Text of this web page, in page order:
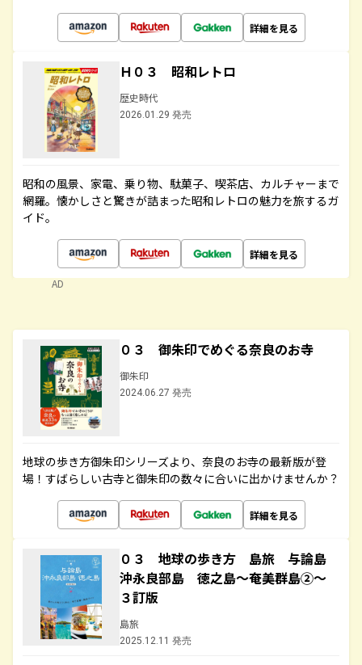
詳細を見る
Ｈ０３ 昭和レトロ
歴史時代
2026.01.29 発売
昭和の風景、家電、乗り物、駄菓子、喫茶店、カルチャーまで
網羅。懐かしさと驚きが詰まった昭和レトロの魅力を旅するガ
イド。
詳細を見る
AD
０３ 御朱印でめぐる奈良のお寺
御朱印
2024.06.27 発売
地球の歩き方御朱印シリーズより、奈良のお寺の最新版が登
場！すばらしい古寺と御朱印の数々に合いに出かけませんか？
詳細を見る
０３ 地球の歩き方 島旅 与論島
沖永良部島 徳之島～奄美群島②～
３訂版
島旅
2025.12.11 発売